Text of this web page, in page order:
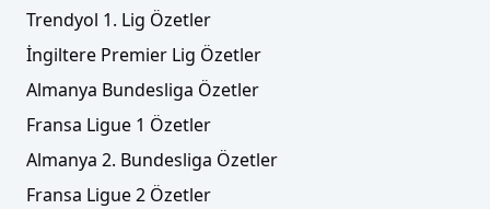
Trendyol 1. Lig Özetler
İngiltere Premier Lig Özetler
Almanya Bundesliga Özetler
Fransa Ligue 1 Özetler
Almanya 2. Bundesliga Özetler
Fransa Ligue 2 Özetler